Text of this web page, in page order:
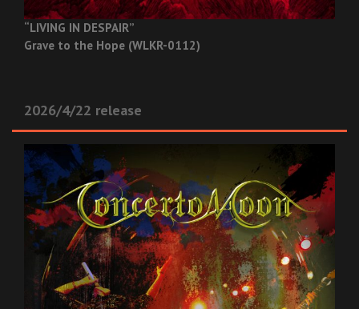
“LIVING IN DESPAIR”
Grave to the Hope (WLKR-0112)
2026/4/22 release